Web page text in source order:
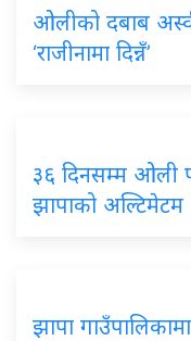
ओलीको दबाब
‘राजीनामा दिन्नँ’
३६ दिनसम्म ओली
झापाको अल्टिमेटम
झापा